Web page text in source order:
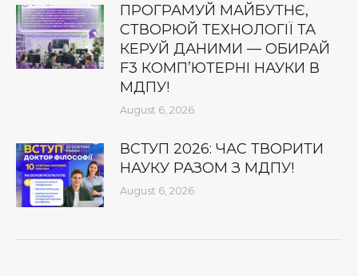
ПРОГРАМУЙ МАЙБУТНЄ,
СТВОРЮЙ ТЕХНОЛОГІЇ ТА
КЕРУЙ ДАНИМИ — ОБИРАЙ
F3 КОМП’ЮТЕРНІ НАУКИ В
МДПУ!
August 6, 2026
ВСТУП 2026: ЧАС ТВОРИТИ
НАУКУ РАЗОМ З МДПУ!
August 6, 2026